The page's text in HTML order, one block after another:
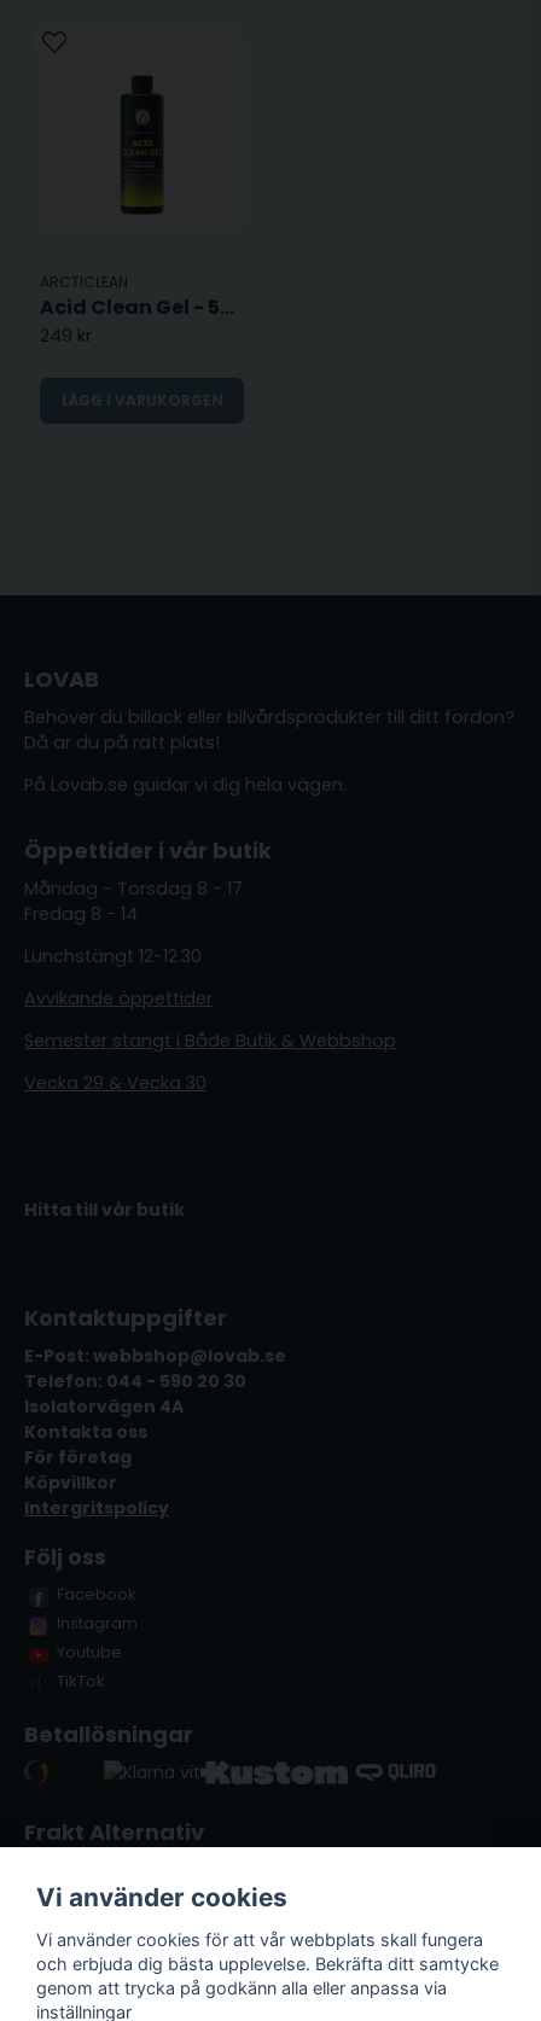
ARCTICLEAN
Acid Clean Gel - 500 ML
249 kr
LÄGG I VARUKORGEN
LOVAB
Behöver du billack eller bilvårdsprodukter till ditt fordon?
Då är du på rätt plats!
På Lovab.se guidar vi dig hela vägen.
Öppettider i vår butik
Måndag - Torsdag 8 - 17
Fredag 8 - 14
Lunchstängt 12-12.30
Avvikande öppettider
Semester stängt i Både Butik & Webbshop
Vecka 29 & Vecka 30
Hitta till vår butik
Kontaktuppgifter
E-Post: webbshop@lovab.se
Telefon: 044 - 590 20 30
Isolatorvägen 4A
Kontakta oss
För företag
Köpvillkor
Intergritspolicy
Följ oss
Facebook
Instagram
Youtube
TikTok
Betallösningar
Frakt Alternativ
Vi använder cookies
Vi använder cookies för att vår webbplats skall fungera
och erbjuda dig bästa upplevelse. Bekräfta ditt samtycke
genom att trycka på godkänn alla eller anpassa via
inställningar